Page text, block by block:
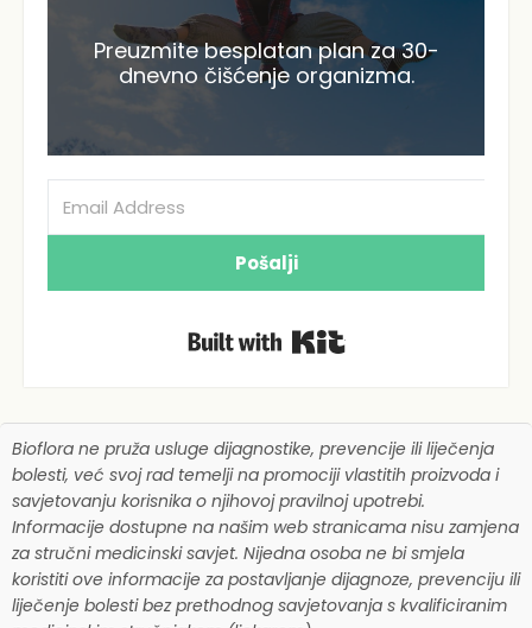
Preuzmite besplatan plan za 30-
dnevno čišćenje organizma.
Pošalji
Bioflora ne pruža usluge dijagnostike, prevencije ili liječenja
bolesti, već svoj rad temelji na promociji vlastitih proizvoda i
savjetovanju korisnika o njihovoj pravilnoj upotrebi.
Informacije dostupne na našim web stranicama nisu zamjena
za stručni medicinski savjet. Nijedna osoba ne bi smjela
koristiti ove informacije za postavljanje dijagnoze, prevenciju ili
liječenje bolesti bez prethodnog savjetovanja s kvalificiranim